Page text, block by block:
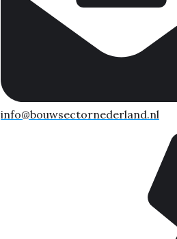
info@bouwsectornederland.nl